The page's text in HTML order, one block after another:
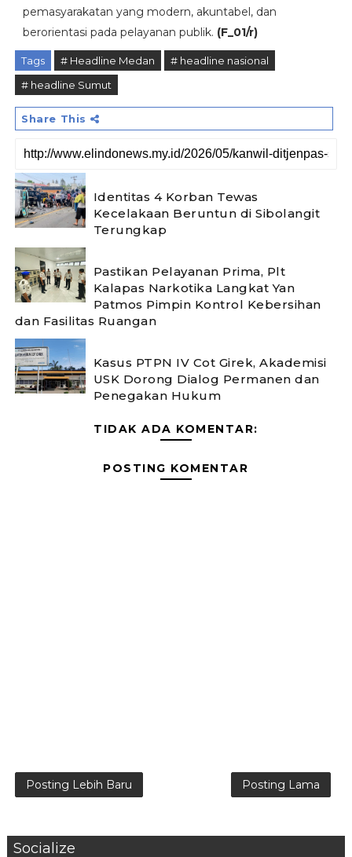
pemasyarakatan yang modern, akuntabel, dan
berorientasi pada pelayanan publik. (F_01/r)
Tags # Headline Medan
# headline nasional
# headline Sumut
Share This
Identitas 4 Korban Tewas
Kecelakaan Beruntun di Sibolangit
Terungkap
Pastikan Pelayanan Prima, Plt
Kalapas Narkotika Langkat Yan
Patmos Pimpin Kontrol Kebersihan
dan Fasilitas Ruangan
Kasus PTPN IV Cot Girek, Akademisi
USK Dorong Dialog Permanen dan
Penegakan Hukum
TIDAK ADA KOMENTAR:
POSTING KOMENTAR
Posting Lebih Baru Posting Lama
Socialize